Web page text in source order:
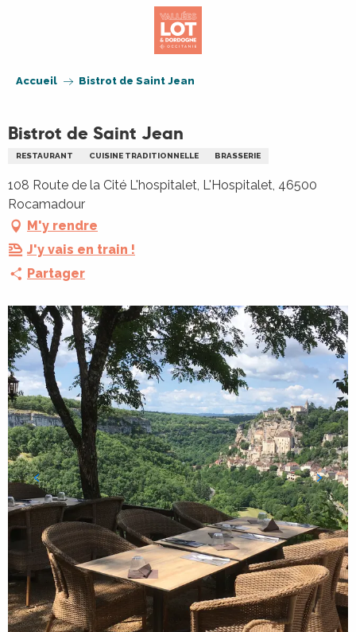
Accueil Bistrot de Saint Jean
Bistrot de Saint Jean
RESTAURANT CUISINE TRADITIONNELLE BRASSERIE
108 Route de la Cité L'hospitalet, L'Hospitalet, 46500
Rocamadour
M'y rendre
J'y vais en train !
Partager